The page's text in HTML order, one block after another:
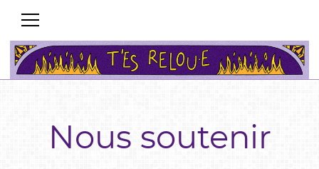
Nous soutenir